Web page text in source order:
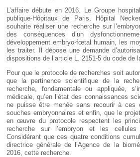
L’affaire débute en 2016. Le Groupe
publique-Hôpitaux de Paris, Hôpital
souhaite réaliser une recherche sur
des conséquences d’un
développement embryo-fœtal humain, les
les traiter. Il dépose une demande
dispositions de l’article L. 2151-5 du code de
Pour que le protocole de recherches soit
que la pertinence scientifique de la
recherche, fondamentale ou appliquée,
médicale, qu’en l’état des connaissances
ne puisse être menée sans recourir à ces
souches embryonnaires et enfin, que le
en œuvre du protocole respectent les
recherche sur l’embryon et les cellules
Considérant que ces quatre conditions
directrice générale de l’Agence de la
2016, cette recherche.